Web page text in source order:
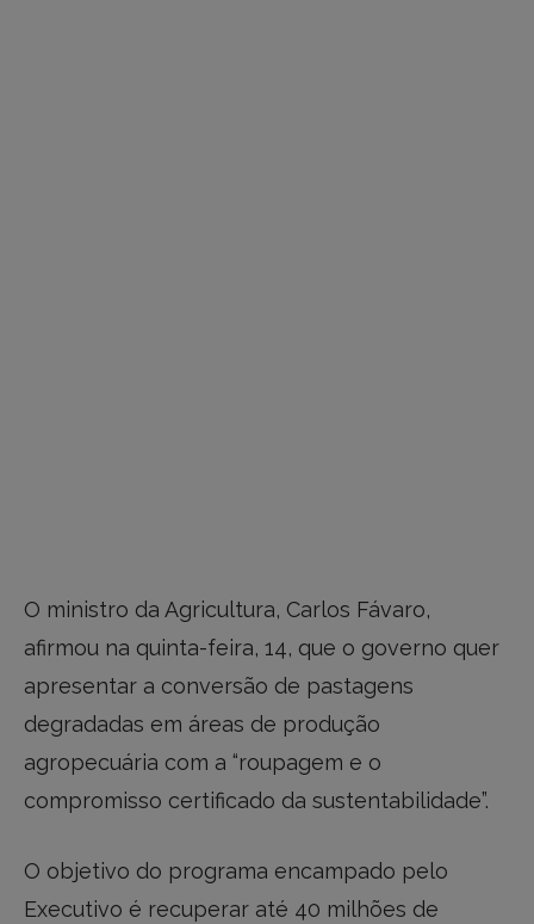
O ministro da Agricultura, Carlos Fávaro,
afirmou na quinta-feira, 14, que o governo quer
apresentar a conversão de pastagens
degradadas em áreas de produção
agropecuária com a “roupagem e o
compromisso certificado da sustentabilidade”.
O objetivo do programa encampado pelo
Executivo é recuperar até 40 milhões de